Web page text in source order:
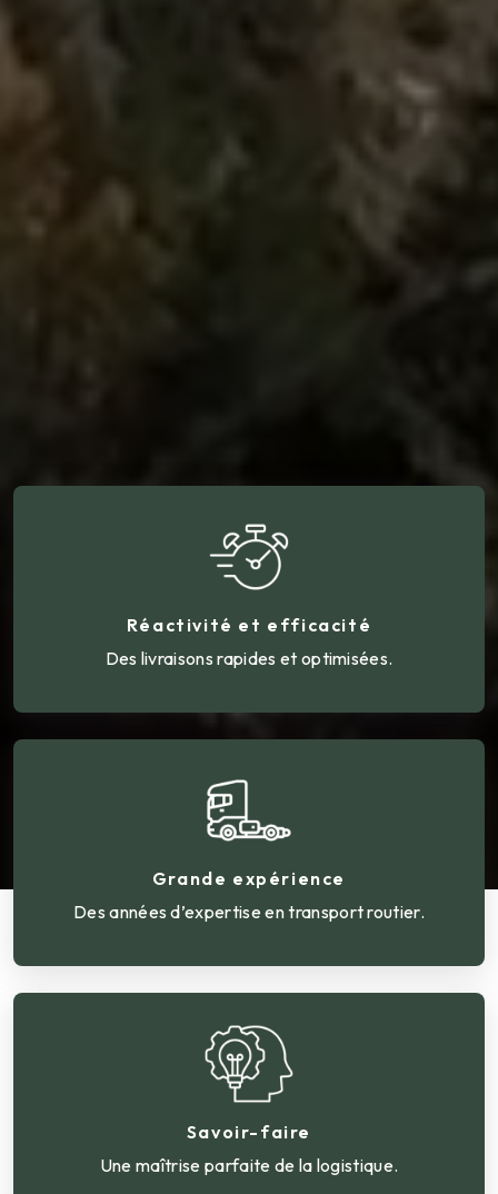
Réactivité et efficacité
Des livraisons rapides et optimisées.
Grande expérience
Des années d’expertise en transport routier.
Savoir-faire
Une maîtrise parfaite de la logistique.